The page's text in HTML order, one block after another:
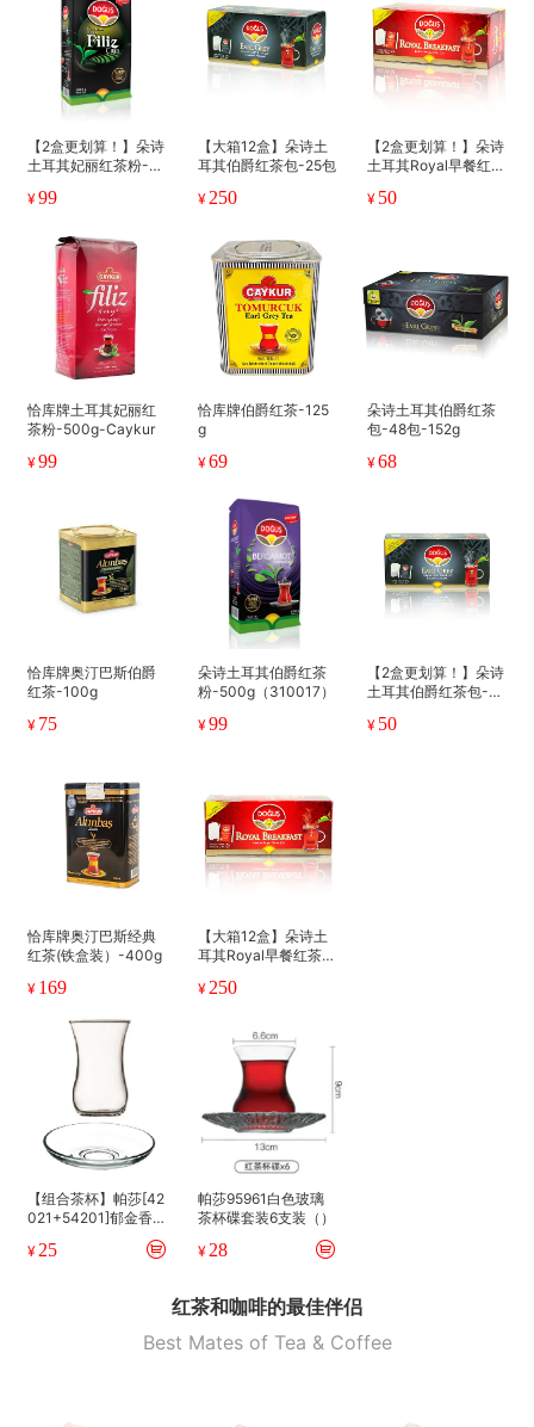
【2盒更划算！】朵诗
土耳其妃丽红茶粉-5
¥99
【大箱12盒】朵诗土
耳其伯爵红茶包-25包
¥ 250
【2盒更划算！】朵诗
土耳其Royal早餐红
¥ 50
恰库牌土耳其妃丽红
茶粉-500g-Caykur
¥99
恰库牌伯爵红茶-125
g
¥69
朵诗土耳其伯爵红茶
包-48包-152g
¥68
恰库牌奥汀巴斯伯爵
红茶-100g
¥ 75
朵诗土耳其伯爵红茶
粉-500g（310017）
¥99
【2盒更划算！】朵诗
土耳其伯爵红茶包-25
¥ 50
恰库牌奥汀巴斯经典
红茶(铁盒装）-400g
¥ 169
【大箱12盒】朵诗土
耳其Royal早餐红茶-
¥ 250
【组合茶杯】帕莎[42
021+54201]郁金香
¥25
帕莎95961白色玻璃
茶杯碟套装6支装（）
¥28
红茶和咖啡的最佳伴侣
Best Mates of Tea & Coffee